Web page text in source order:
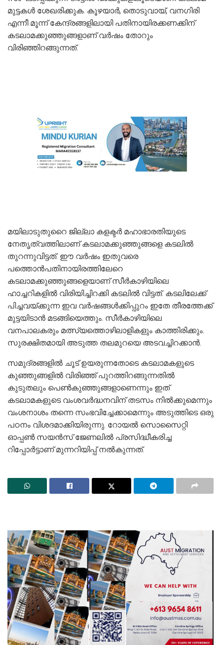
മുട്ടകൾ ശേഖരിക്കുക. കൂഴയാർ, തൊടുവായ്, വനഗിരി
എന്നീ മൂന്ന് കേന്ദ്രങ്ങളിലായി പതിനായിരക്കണക്കിന്
കടലാമക്കുഞ്ഞുങ്ങളാണ് വർഷം തോറും
വിരിഞ്ഞിറങ്ങുന്നത്.
മയിലാടുതുറൈ ജില്ലാ കളക്ടർ മഹാഭാരതിയുടെ
നേതൃത്വത്തിലാണ് കടലാമക്കുഞ്ഞുങ്ങളെ കടലിൽ
തുറന്നുവിട്ടത്. ഈ വർഷം ഇതുവരെ
പത്തൊൻപതിനായിരത്തിലേറെ
കടലാമക്കുഞ്ഞുങ്ങളെയാണ് സീർകാഴിയിലെ
ഹാച്ചറികളിൽ വിരിയിച്ചിറക്കി കടലിൽ വിട്ടത്. കടലിലേക്ക്
പിച്ചവയ്ക്കുന്ന ഇവ വർഷങ്ങൾക്കിപ്പുറം ഇതേ തീരത്തേക്ക്
മുട്ടയിടാൻ മടങ്ങിയെത്തും. സീർകാഴിയിലെ
വനപാലകരും മത്സ്യത്തൊഴിലാളികളും കാത്തിരിക്കും.
സുരക്ഷിതമായി അടുത്ത തലമുറയെ അടവച്ചിറക്കാൻ.
സമുദ്രങ്ങളില്‍ ചൂട് ഉയരുന്നതോടെ കടലാമകളുടെ
കുഞ്ഞുങ്ങളില്‍ വിരിഞ്ഞ് പുറത്തിറങ്ങുന്നതില്‍
കുടുതലും പെണ്‍കുഞ്ഞുങ്ങളാണെന്നും ഇത്
കടലാമകളുടെ വംശവര്‍ദ്ധനവിന് തടസം നില്‍ക്കുമെന്നും
വംശനാശം തന്നെ സംഭവിച്ചേക്കാമെന്നും അടുത്തിടെ ഒരു
പഠനം വിശദമാക്കിയിരുന്നു. റോയൽ സൊസൈറ്റി
ഓപ്പൺ സയൻസ് ജേണലിൽ പ്രസിദ്ധീകരിച്ച
റിപ്പോർട്ടാണ് മുന്നറിയിപ്പ് നല്‍കുന്നത്.